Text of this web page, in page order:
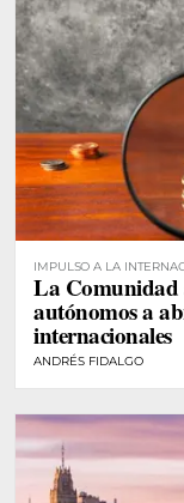
IMPULSO A LA
La Comunidad
autónomos a
internacionales
ANDRÉS FIDALGO